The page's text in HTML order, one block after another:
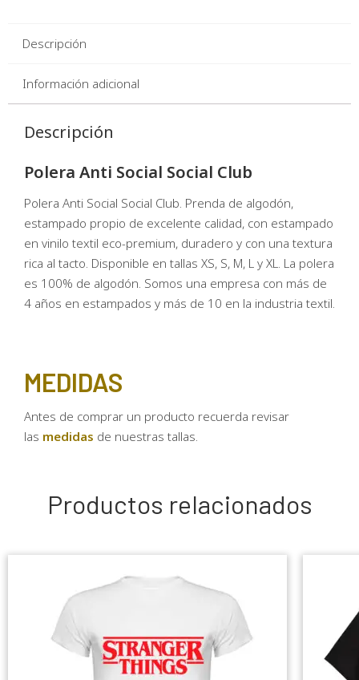
Descripción
Información adicional
Descripción
Polera Anti Social Social Club
Polera Anti Social Social Club. Prenda de algodón,
estampado propio de excelente calidad, con estampado
en vinilo textil eco-premium, duradero y con una textura
rica al tacto. Disponible en tallas XS, S, M, L y XL. La polera
es 100% de algodón. Somos una empresa con más de
4 años en estampados y más de 10 en la industria textil.
MEDIDAS
Antes de comprar un producto recuerda revisar
las medidas de nuestras tallas.
Productos relacionados